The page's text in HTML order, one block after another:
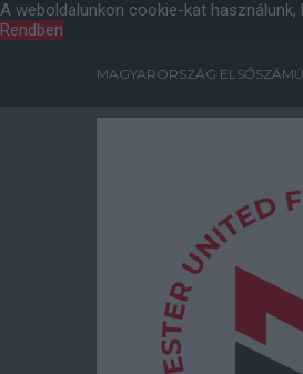
A weboldalunkon cookie-kat
Rendben
MAGYARORSZÁG ELSŐSZÁMÚ